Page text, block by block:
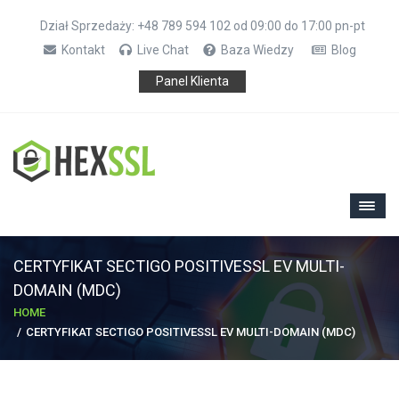
Dział Sprzedaży: +48 789 594 102 od 09:00 do 17:00 pn-pt
Kontakt
Live Chat Baza Wiedzy Blog
Panel Klienta
CERTYFIKAT SECTIGO POSITIVESSL EV MULTI-
DOMAIN (MDC)
HOME
CERTYFIKAT SECTIGO POSITIVESSL EV MULTI-DOMAIN (MDC)